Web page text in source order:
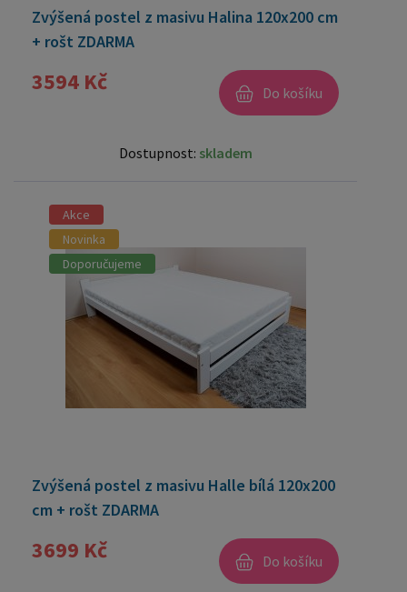
Zvýšená postel z masivu Halina 120x200 cm
+ rošt ZDARMA
3594 Kč Do košíku
Dostupnost: skladem
Akce
Novinka
Doporučujeme
Zvýšená postel z masivu Halle bílá 120x200
cm + rošt ZDARMA
3699 Kč Do košíku